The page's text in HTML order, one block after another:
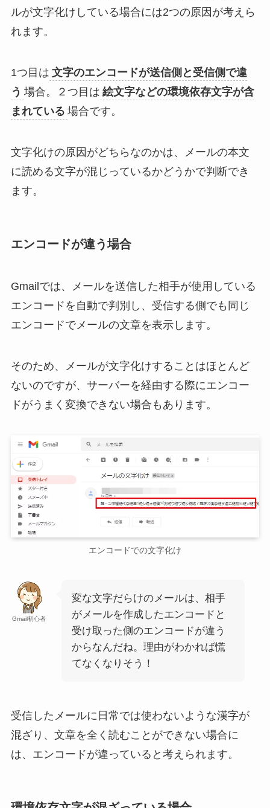
ルが文字化けしている場合には2つの原因が考えら
れます。
1つ目は 文字のエンコードが送信側と受信側で違
う 場合。２つ目は 絵文字などの環境依存文字が含
まれている 場合です。
文字化けの原因がどちらなのかは、メールの本文
に読める文字が混じっているかどうかで判断でき
ます。
エンコードが違う場合
Gmailでは、メールを送信した相手が使用している
エンコードを自動で判別し、受信する側でも同じ
エンコードでメールの文章を表示します。
そのため、メールが文字化けすることはほとんど
ないのですが、サーバーを経由する際にエンコー
ドがうまく変換できない場合もあります。
エンコードでの文字化け
Gmail初心者
変な文字だらけのメールは、相手
がメールを作成したエンコードと
受け取った側のエンコードが違う
からなんだね。理由がわかれば慌
てなくなりそう！
受信したメールに日常では使わないような漢字が
混ざり、文章を全く読むことができない場合に
は、エンコードが違っていると考えられます。